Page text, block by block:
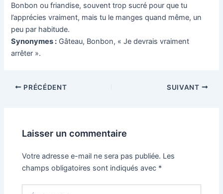
Bonbon ou friandise, souvent trop sucré pour que tu
l’apprécies vraiment, mais tu le manges quand même, un
peu par habitude.
Synonymes : Gâteau, Bonbon, « Je devrais vraiment
arrêter ».
PRÉCÉDENT SUIVANT
Laisser un commentaire
Votre adresse e-mail ne sera pas publiée. Les
champs obligatoires sont indiqués avec *